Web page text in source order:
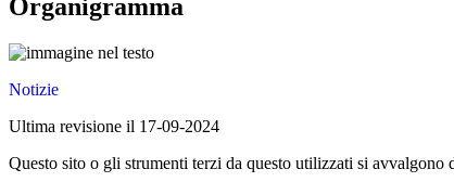
Organigramma
Notizie
Ultima revisione il 17-09-2024
Questo sito o gli strumenti terzi da questo utilizzati si